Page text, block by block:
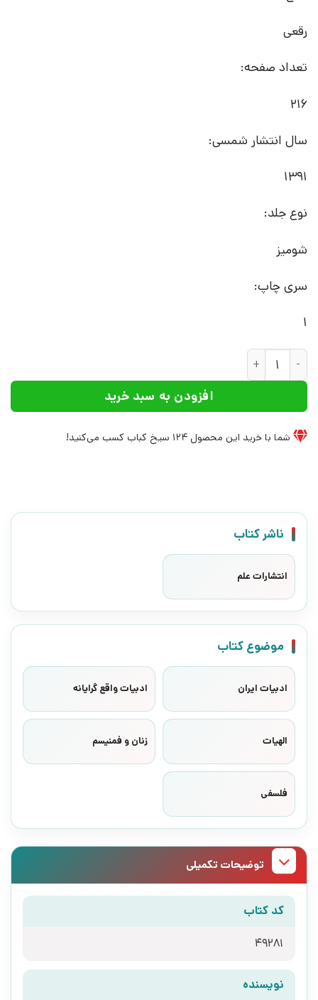
رقعی
تعداد صفحه:
216
سال انتشار شمسی:
1391
نوع جلد:
شومیز
سری چاپ:
1
کتاب ایمان به مثابه عقل | انتشارات علم عدد
افزودن به سبد خرید
شما با خرید این محصول 124 سیخ کباب کسب می‌کنید!
ناشر کتاب
انتشارات علم
موضوع کتاب
ادبیات ایران ادبیات واقع گرایانه
الهیات زنان و فمنیسم
فلسفی
توضیحات تکمیلی
کد کتاب
49281
نویسنده